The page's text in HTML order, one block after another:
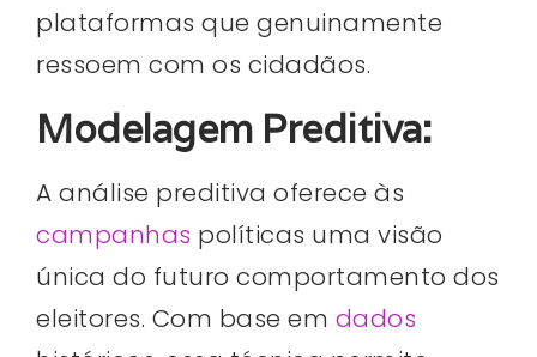
plataformas que genuinamente
ressoem com os cidadãos.
Modelagem Preditiva:
A análise preditiva oferece às
campanhas políticas uma visão
única do futuro comportamento dos
eleitores. Com base em dados